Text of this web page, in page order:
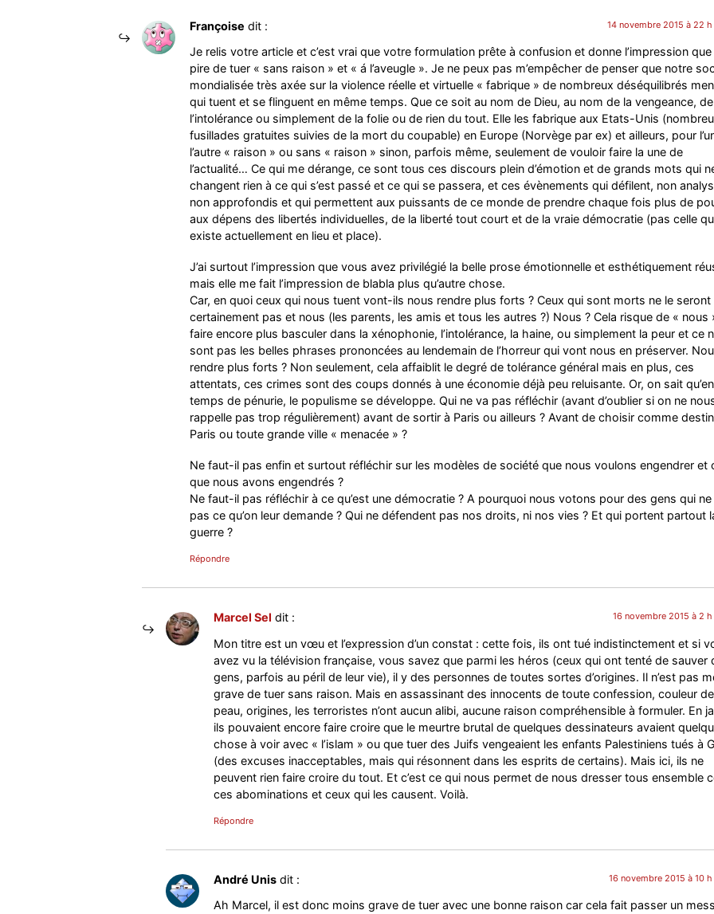
Françoise dit : 14 novembre 2015 à 22
Je relis votre article et c’est vrai que votre formulation prête à confusion et donne l’impression que
pire de tuer « sans raison » et « á l’aveugle ». Je ne peux pas m’empêcher de penser que notre
mondialisée très axée sur la violence réelle et virtuelle « fabrique » de nombreux déséquilibrés
qui tuent et se flinguent en même temps. Que ce soit au nom de Dieu, au nom de la vengeance, de
l’intolérance ou simplement de la folie ou de rien du tout. Elle les fabrique aux Etats-Unis
fusillades gratuites suivies de la mort du coupable) en Europe (Norvège par ex) et ailleurs, pour
l’autre « raison » ou sans « raison » sinon, parfois même, seulement de vouloir faire la une de
l’actualité… Ce qui me dérange, ce sont tous ces discours plein d’émotion et de grands mots qui
changent rien à ce qui s’est passé et ce qui se passera, et ces évènements qui défilent, non
non approfondis et qui permettent aux puissants de ce monde de prendre chaque fois plus de
aux dépens des libertés individuelles, de la liberté tout court et de la vraie démocratie (pas celle
existe actuellement en lieu et place).
J’ai surtout l’impression que vous avez privilégié la belle prose émotionnelle et esthétiquement
mais elle me fait l’impression de blabla plus qu’autre chose.
Car, en quoi ceux qui nous tuent vont-ils nous rendre plus forts ? Ceux qui sont morts ne le seront
certainement pas et nous (les parents, les amis et tous les autres ?) Nous ? Cela risque de « nous
faire encore plus basculer dans la xénophonie, l’intolérance, la haine, ou simplement la peur et ce
sont pas les belles phrases prononcées au lendemain de l’horreur qui vont nous en préserver.
rendre plus forts ? Non seulement, cela affaiblit le degré de tolérance général mais en plus, ces
attentats, ces crimes sont des coups donnés à une économie déjà peu reluisante. Or, on sait qu’en
temps de pénurie, le populisme se développe. Qui ne va pas réfléchir (avant d’oublier si on ne
rappelle pas trop régulièrement) avant de sortir à Paris ou ailleurs ? Avant de choisir comme
Paris ou toute grande ville « menacée » ?
Ne faut-il pas enfin et surtout réfléchir sur les modèles de société que nous voulons engendrer et
que nous avons engendrés ?
Ne faut-il pas réfléchir à ce qu’est une démocratie ? A pourquoi nous votons pour des gens qui
pas ce qu’on leur demande ? Qui ne défendent pas nos droits, ni nos vies ? Et qui portent partout
guerre ?
Répondre
Marcel Sel dit : 16 novembre 2015 à 2
Mon titre est un vœu et l’expression d’un constat : cette fois, ils ont tué indistinctement et si
avez vu la télévision française, vous savez que parmi les héros (ceux qui ont tenté de sauver
gens, parfois au péril de leur vie), il y des personnes de toutes sortes d’origines. Il n’est pas
grave de tuer sans raison. Mais en assassinant des innocents de toute confession, couleur de
peau, origines, les terroristes n’ont aucun alibi, aucune raison compréhensible à formuler. En
ils pouvaient encore faire croire que le meurtre brutal de quelques dessinateurs avaient
chose à voir avec « l’islam » ou que tuer des Juifs vengeaient les enfants Palestiniens tués à
(des excuses inacceptables, mais qui résonnent dans les esprits de certains). Mais ici, ils ne
peuvent rien faire croire du tout. Et c’est ce qui nous permet de nous dresser tous ensemble
ces abominations et ceux qui les causent. Voilà.
Répondre
André Unis dit : 16 novembre 2015 à 10
Ah Marcel, il est donc moins grave de tuer avec une bonne raison car cela fait passer un